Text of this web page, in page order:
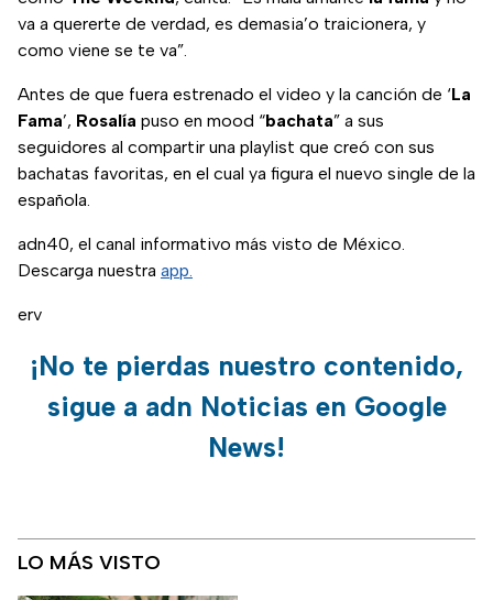
va a quererte de verdad, es demasia’o traicionera, y
como viene se te va”.
Antes de que fuera estrenado el video y la canción de ‘La
Fama’, Rosalía puso en mood “bachata” a sus
seguidores al compartir una playlist que creó con sus
bachatas favoritas, en el cual ya figura el nuevo single de la
española.
adn40, el canal informativo más visto de México.
Descarga nuestra app.
erv
¡No te pierdas nuestro contenido,
sigue a adn Noticias en Google
News!
LO MÁS VISTO